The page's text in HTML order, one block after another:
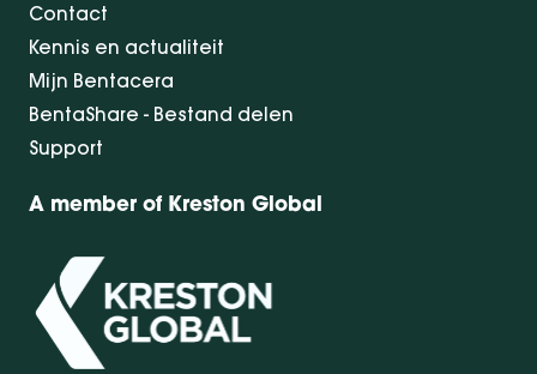
Contact
Kennis en actualiteit
Mijn Bentacera
BentaShare - Bestand delen
Support
A member of Kreston Global